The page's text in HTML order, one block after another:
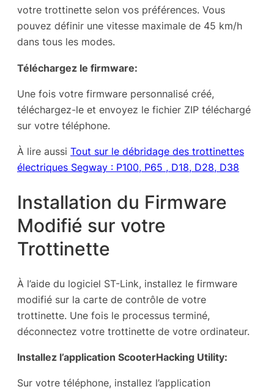
votre trottinette selon vos préférences. Vous
pouvez définir une vitesse maximale de 45 km/h
dans tous les modes.
Téléchargez le firmware:
Une fois votre firmware personnalisé créé,
téléchargez-le et envoyez le fichier ZIP téléchargé
sur votre téléphone.
À lire aussi Tout sur le débridage des trottinettes
électriques Segway : P100, P65 , D18, D28, D38
Installation du Firmware
Modifié sur votre
Trottinette
À l’aide du logiciel ST-Link, installez le firmware
modifié sur la carte de contrôle de votre
trottinette. Une fois le processus terminé,
déconnectez votre trottinette de votre ordinateur.
Installez l’application ScooterHacking Utility:
Sur votre téléphone, installez l’application